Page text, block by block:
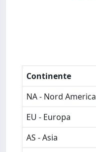
Continente
NA - Nord America
EU - Europa
AS - Asia